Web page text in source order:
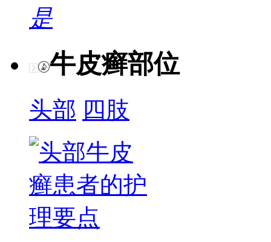
是
牛皮癣部位
头部 四肢